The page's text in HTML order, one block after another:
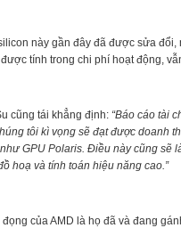
này gần đây đã được sửa đổi,
tính trong chi phí hoạt động,
cũng tái khẳng định: “Báo cáo tài
tôi kì vọng sẽ đạt được doanh
GPU Polaris. Điều này cũng sẽ
hoạ và tính toán hiệu năng cao.”
đọng của AMD là họ đã và đang